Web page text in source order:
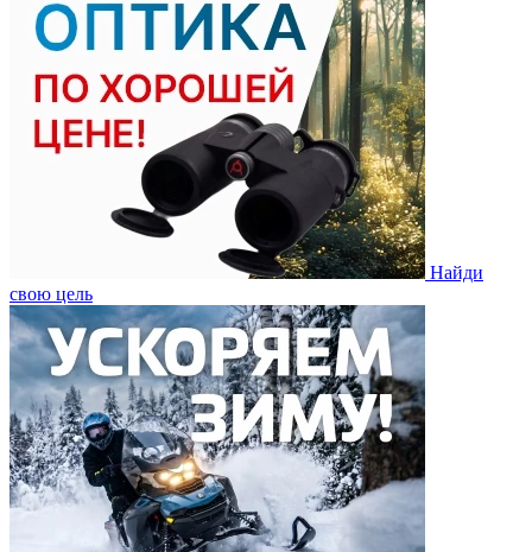
Найди
свою цель